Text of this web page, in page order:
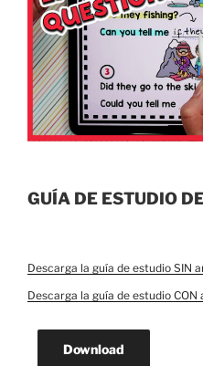
GUÍA DE ESTUDIO
Descarga la guía de estudio SIN
Descarga la guía de estudio CON
Download